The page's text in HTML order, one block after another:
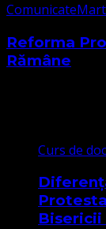
Comunicate
Reforma
Rămâne
Curs de